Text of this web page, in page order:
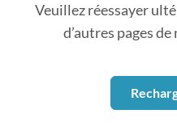
Veuillez réessayer
d’autres pages